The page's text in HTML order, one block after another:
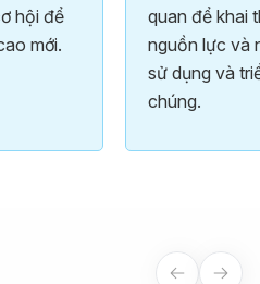
hội để
mới.
quan để khai
nguồn lực và
sử dụng và
chúng.